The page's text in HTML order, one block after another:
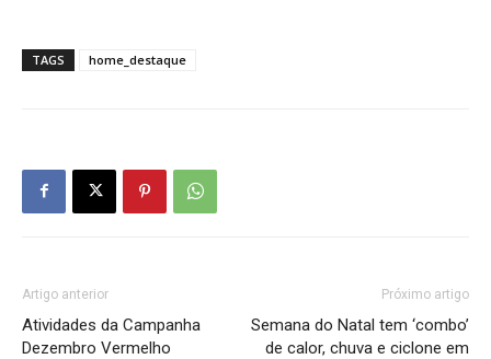
TAGS home_destaque
Artigo anterior
Atividades da Campanha
Dezembro Vermelho
Próximo artigo
Semana do Natal tem ‘combo’
de calor, chuva e ciclone em